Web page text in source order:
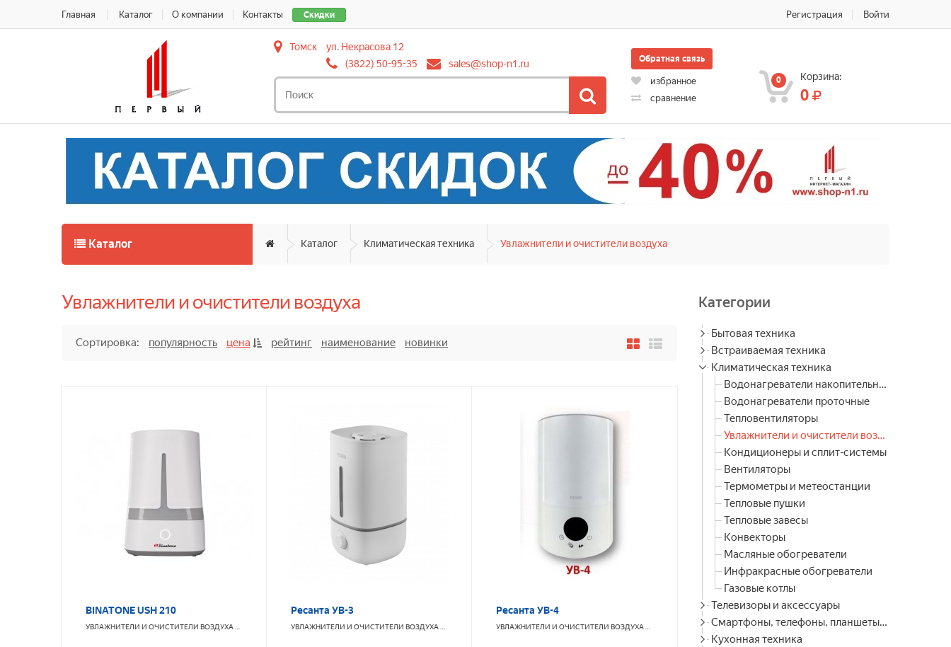
Скидки
Главная Каталог О компании Контакты Регистрация Войти
Томск
ул. Некрасова 12
(3822) 50-95-35
sales@shop-n1.ru Обратная связь
избранное
сравнение
0 Корзина:
0
Каталог Каталог Климатическая техника Увлажнители и очистители воздуха
Увлажнители и очистители воздуха
Сортировка: популярность цена рейтинг наименование новинки
BINATONE USH 210
УВЛАЖНИТЕЛИ И ОЧИСТИТЕЛИ ВОЗДУХА
Ресанта УВ-3
УВЛАЖНИТЕЛИ И ОЧИСТИТЕЛИ ВОЗДУХА
Ресанта УВ-4
УВЛАЖНИТЕЛИ И ОЧИСТИТЕЛИ ВОЗДУХА
Категории
Бытовая техника
Встраиваемая техника
Климатическая техника
Водонагреватели накопительные
Водонагреватели проточные
Тепловентиляторы
Увлажнители и очистители воздуха
Кондиционеры и сплит-системы
Вентиляторы
Термометры и метеостанции
Тепловые пушки
Тепловые завесы
Конвекторы
Масляные обогреватели
Инфракрасные обогреватели
Газовые котлы
Телевизоры и аксессуары
Смартфоны, телефоны, планшеты, часы
Кухонная техника